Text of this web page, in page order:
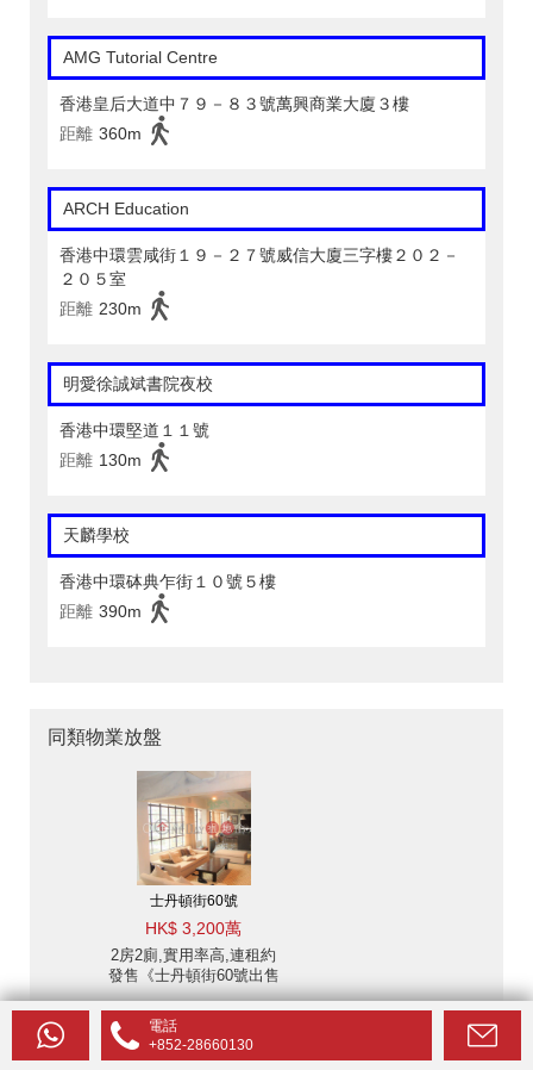
AMG Tutorial Centre
香港皇后大道中７９－８３號萬興商業大廈３樓
距離 360m
ARCH Education
香港中環雲咸街１９－２７號威信大廈三字樓２０２－
２０５室
距離 230m
明愛徐誠斌書院夜校
香港中環堅道１１號
距離 130m
天麟學校
香港中環砵典乍街１０號５樓
距離 390m
同類物業放盤
士丹頓街60號
HK$ 3,200萬
2房2廁,實用率高,連租約
發售《士丹頓街60號出售
單位》
電話
+852-28660130